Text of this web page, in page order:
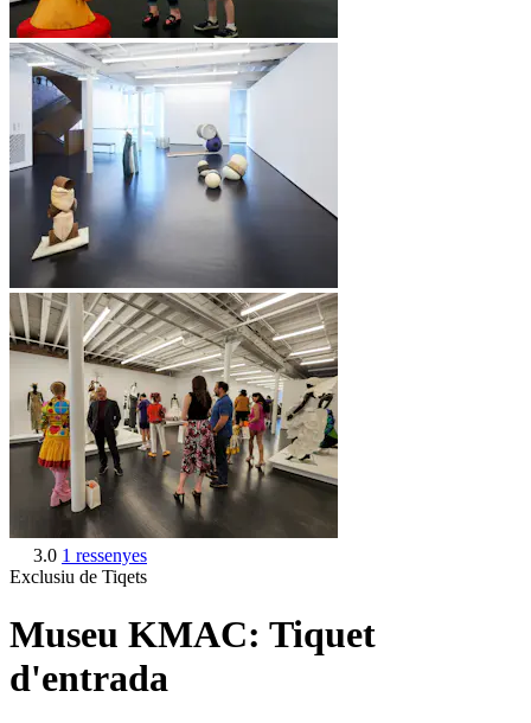
3.0 1 ressenyes
Exclusiu de Tiqets
Museu KMAC: Tiquet
d'entrada